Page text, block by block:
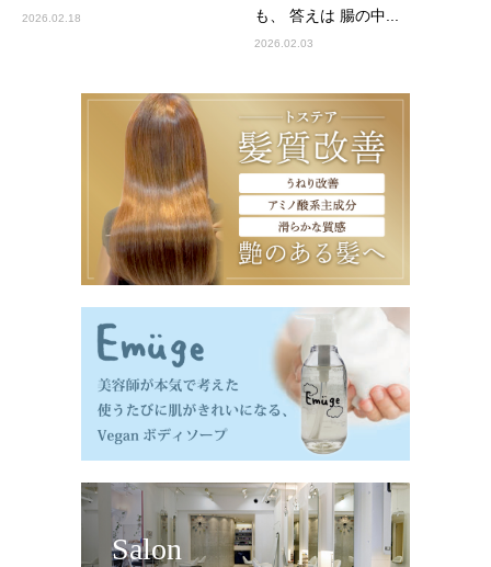
2026.02.18
も、 答えは 腸の中...
2026.02.03
Salon